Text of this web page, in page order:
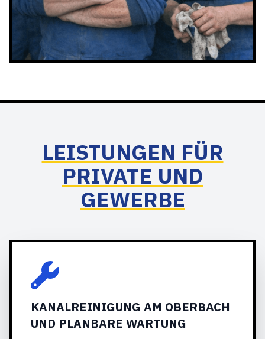
LEISTUNGEN FÜR
PRIVATE UND
GEWERBE
KANALREINIGUNG AM OBERBACH
UND PLANBARE WARTUNG